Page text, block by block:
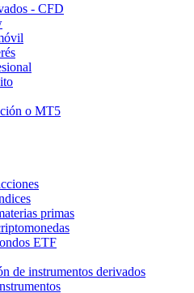
- CFD
o MT5
primas
ETF
de instrumentos derivados